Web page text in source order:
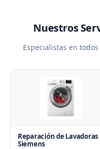
Nuestros
Especialistas en
Reparación de Lavadoras
Siemens